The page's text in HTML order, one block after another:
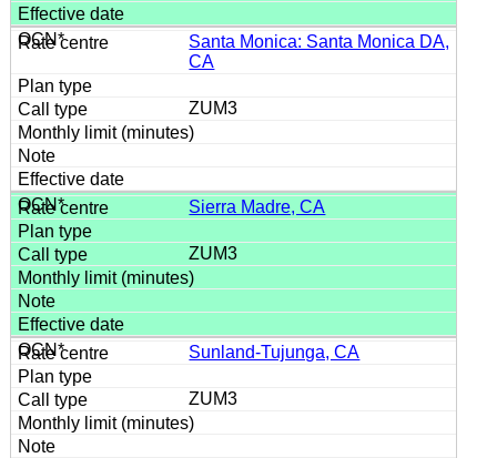
Santa Monica: Santa Monica DA,
CA
ZUM3
Sierra Madre, CA
ZUM3
Sunland-Tujunga, CA
ZUM3